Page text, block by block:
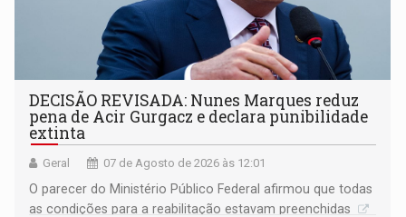
DECISÃO REVISADA: Nunes Marques reduz
pena de Acir Gurgacz e declara punibilidade
extinta
Geral 07 de Agosto de 2026 às 12:01
O parecer do Ministério Público Federal afirmou que todas
as condições para a reabilitação estavam preenchidas